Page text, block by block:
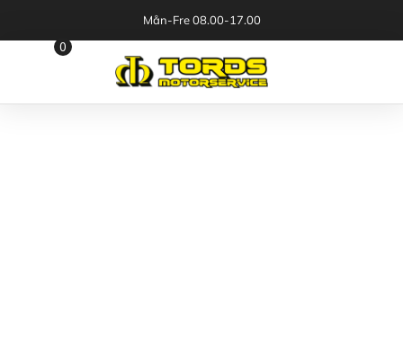
Mån-Fre 08.00-17.00
0